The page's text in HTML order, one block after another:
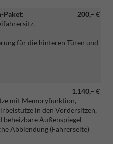
200,– €
Paket:
für die hinteren Türen und
1.140,– €
mit Memoryfunktion,
in den Vordersitzen,
beheizbare Außenspiegel
Abblendung (Fahrerseite)